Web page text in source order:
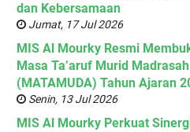
dan Kebersamaan
Jumat, 17 Jul 2026
MIS Al Mourky Resmi
Masa Ta’aruf Murid Madrasah
(MATAMUDA) Tahun Ajaran
Senin, 13 Jul 2026
MIS Al Mourky Perkuat